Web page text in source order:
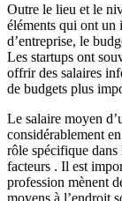
Outre le lieu et le
éléments qui ont un
d’entreprise, le
Les startups ont
offrir des salaires
de budgets plus
Le salaire moyen
considérablement
rôle spécifique dans
facteurs . Il est
profession mènent
moyens à l’endroit